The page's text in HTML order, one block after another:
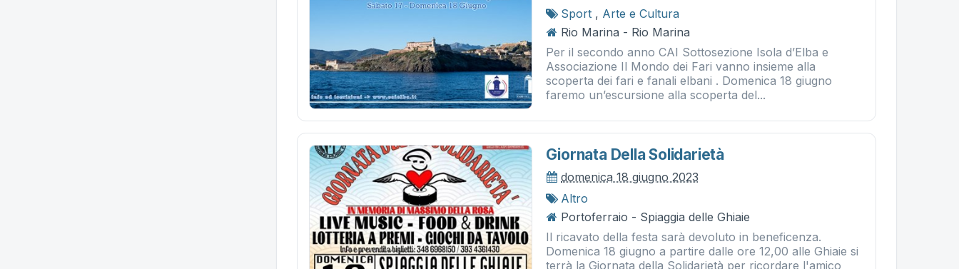
Sport , Arte e Cultura
Rio Marina - Rio Marina
Per il secondo anno CAI Sottosezione Isola d’Elba e
Associazione Il Mondo dei Fari vanno insieme alla
scoperta dei fari e fanali elbani . Domenica 18 giugno
faremo un’escursione alla scoperta del...
Giornata Della Solidarietà
domenica 18 giugno 2023
Altro
Portoferraio - Spiaggia delle Ghiaie
Il ricavato della festa sarà devoluto in beneficenza.
Domenica 18 giugno a partire dalle ore 12,00 alle Ghiaie si
terrà la Giornata della Solidarietà per ricordare l'amico